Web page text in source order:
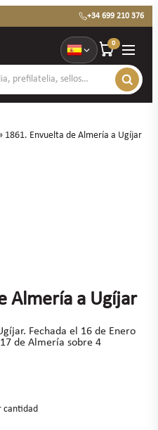
+34 699 210 376
0
1861. Envuelta de Almería a Ugíjar
Almería a Ugíjar
Fechada el 16 de Enero
de Almería sobre 4
cantidad